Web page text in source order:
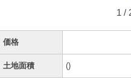
1 /
価格
土地面積 ()